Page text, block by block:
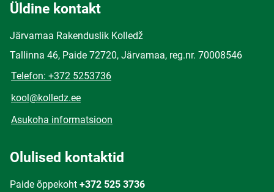
Üldine kontakt
Järvamaa Rakenduslik Kolledž
Tallinna 46, Paide 72720, Järvamaa, reg.nr. 70008546
Telefon: +372 5253736
kool@kolledz.ee
Asukoha informatsioon
Olulised kontaktid
Paide õppekoht +372 525 3736